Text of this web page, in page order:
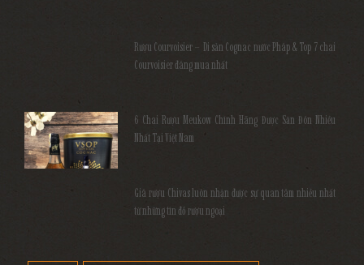
Rượu Courvoisier – Di sản Cognac nước Pháp & Top 7 chai
Courvoisier đáng mua nhất
6 Chai Rượu Meukow Chính Hãng Được Săn Đón Nhiều
Nhất Tại Việt Nam
Giá rượu Chivas luôn nhận được sự quan tâm nhiều nhất
từ những tín đồ rượu ngoại